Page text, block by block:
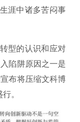
涯中诸多苦闷事
型的认识和应对
陷阱原因之一是
布将压缩文科博
。